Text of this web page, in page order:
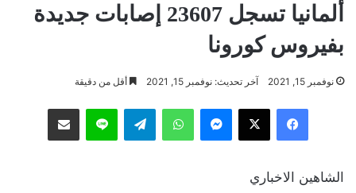
ألمانيا تسجل 23607 إصابات جديدة
بفيروس كورونا
نوفمبر 15, 2021 آخر تحديث: نوفمبر 15, 2021 أقل من دقيقة
فيسبوك ‫X ماسنجر واتساب تيلقرام لاين مشاركة عبر البريد
الشاهين الاخباري